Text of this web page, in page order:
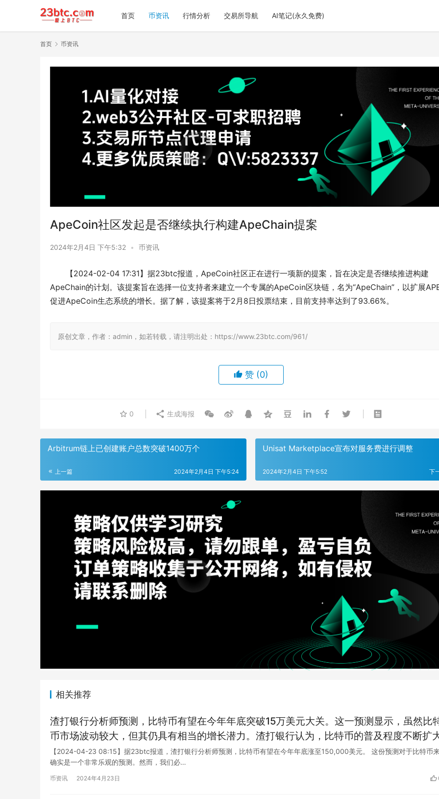
首页 币资讯 行情分析 交易所导航 AI笔记(永久免费)
首页 币资讯
ApeCoin社区发起是否继续执行构建ApeChain提案
2024年2月4日 下午5:32 • 币资讯
【2024-02-04 17:31】据23btc报道，ApeCoin社区正在进行一项新的提案，旨在决定是否继续推进构建
ApeChain的计划。该提案旨在选择一位支持者来建立一个专属的ApeCoin区块链，名为“ApeChain”，以扩展
促进ApeCoin生态系统的增长。据了解，该提案将于2月8日投票结束，目前支持率达到了93.66%。
原创文章，作者：admin，如若转载，请注明出处：https://www.23btc.com/961/
赞 (0)
0 生成海报
Arbitrum链上已创建账户总数突破1400万个
上一篇 2024年2月4日 下午5:24
Unisat Marketplace宣布对服务费进行调整
下
2024年2月4日 下午5:52
相关推荐
渣打银行分析师预测，比特币有望在今年年底突破15万美元大关。这一预测显示，虽然比
币市场波动较大，但其仍具有相当的增长潜力。渣打银行认为，比特币的普及程度不断扩
加上对数字资产的需求不断增长，将为比特币价格的上涨提供动力。同时，比特币的稀缺
其在某些地区被接受作为合法支付方式的趋势，也将对其价格产生积极影响。尽管风险仍
在，但渣打银行分析师对比特币未来的前景持乐观态度。
【2024-04-23 08:15】据23btc报道，渣打银行分析师预测，比特币有望在今年年底涨至150,000美元。 这份预测对于比特币
确实是一个非常乐观的预测。然而，我们必…
币资讯 2024年4月23日